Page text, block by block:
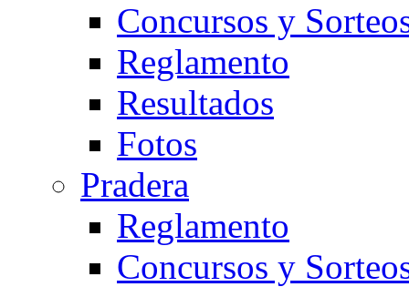
Concursos y
Reglamento
Resultados
Fotos
Pradera
Reglamento
Concursos y